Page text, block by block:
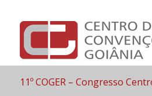
11º COGER – Congresso